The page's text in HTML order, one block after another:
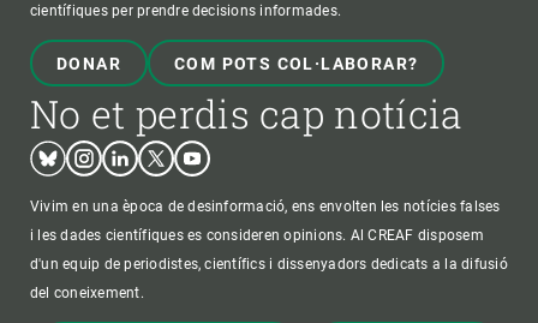
científiques per prendre decisions informades.
DONAR COM POTS COL·LABORAR?
No et perdis cap notícia
BlueskyInstagram
LinkedinTwitterYoutube
Vivim en una època de desinformació, ens envolten les notícies falses
i les dades científiques es consideren opinions. Al CREAF disposem
d'un equip de periodistes, científics i dissenyadors dedicats a la difusió
del coneixement.